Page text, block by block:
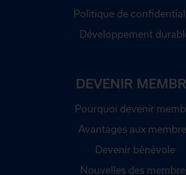
Politique de
Développement
DEVENIR
Pourquoi devenir
Avantages aux
Devenir bénévole
Nouvelles des